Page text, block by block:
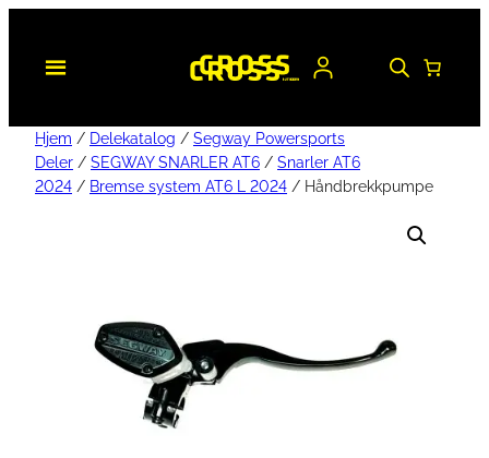
Hjem / Delekatalog / Segway Powersports
Deler / SEGWAY SNARLER AT6 / Snarler AT6
2024 / Bremse system AT6 L 2024 / Håndbrekkpumpe